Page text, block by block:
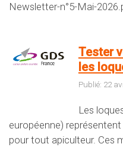
Newsletter-n°5-Mai-
Tester
les
Publié: 22
Les
européenne)
pour tout apiculteur. Ces